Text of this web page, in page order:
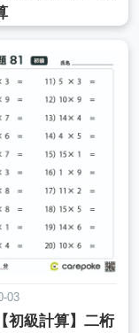
03
初級計算】二桁